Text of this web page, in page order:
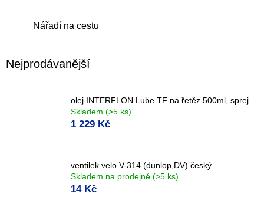
Nářadí na cestu
Nejprodávanější
olej INTERFLON Lube TF na řetěz 500ml, sprej
Skladem (>5 ks)
1 229 Kč
ventilek velo V-314 (dunlop,DV) český
Skladem na prodejně (>5 ks)
14 Kč